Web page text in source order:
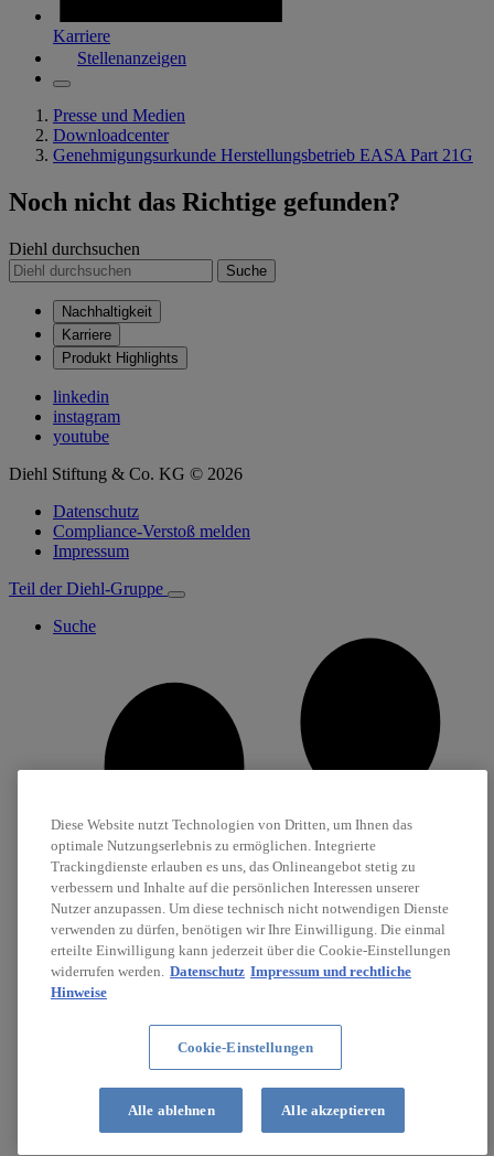
Karriere
Stellenanzeigen
Presse und Medien
Downloadcenter
Genehmigungsurkunde Herstellungsbetrieb EASA Part 21G
Noch nicht das Richtige gefunden?
Diehl durchsuchen
Suche
Nachhaltigkeit
Karriere
Produkt Highlights
linkedin
instagram
youtube
Diehl Stiftung & Co. KG © 2026
Datenschutz
Compliance-Verstoß melden
Impressum
Teil der Diehl-Gruppe
Suche
Stellenanzeigen
Diese Website nutzt Technologien von Dritten, um Ihnen das
optimale Nutzungserlebnis zu ermöglichen. Integrierte
Trackingdienste erlauben es uns, das Onlineangebot stetig zu
verbessern und Inhalte auf die persönlichen Interessen unserer
Nutzer anzupassen. Um diese technisch nicht notwendigen Dienste
verwenden zu dürfen, benötigen wir Ihre Einwilligung. Die einmal
erteilte Einwilligung kann jederzeit über die Cookie-Einstellungen
widerrufen werden. Datenschutz Impressum und rechtliche
Hinweise
Cookie-Einstellungen
Alle ablehnen Alle akzeptieren